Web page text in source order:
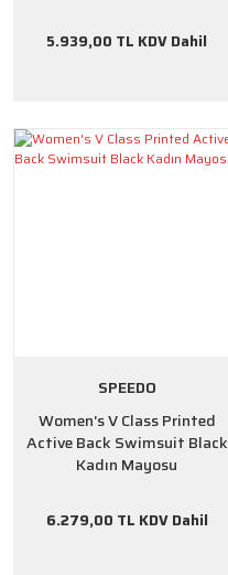
5.939,00 TL KDV Dahil
SPEEDO
Women's V Class Printed
Active Back Swimsuit Black
Kadın Mayosu
6.279,00 TL KDV Dahil